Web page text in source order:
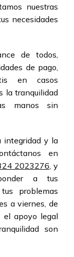
nuestras
necesidades
de todos,
de pago,
en casos
la tranquilidad
manos sin
integridad y la
en
2023276 , y
a tus
problemas
a viernes, de
apoyo legal
son